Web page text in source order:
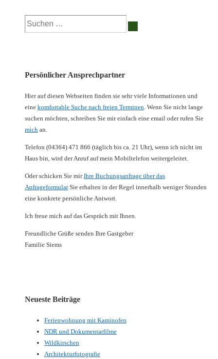
Suchen
nach:
Persönlicher Ansprechpartner
Hier auf diesen Webseiten finden sie sehr viele Informationen und
eine komfortable Suche nach freien Terminen. Wenn Sie nicht lange
suchen möchten, schreiben Sie mir einfach eine email oder rufen Sie
mich an.
Telefon (04364) 471 866 (täglich bis ca. 21 Uhr), wenn ich nicht im
Haus bin, wird der Anruf auf mein Mobiltelefon weitergeleitet.
Oder schicken Sie mirIhre Buchungsanfrage über das
AnfrageformularSie erhalten in der Regel innerhalb weniger Stunden
eine konkrete persönliche Antwort.
Ich freue mich auf das Gespräch mit Ihnen.
Freundliche Grüße senden Ihre Gastgeber
Familie Siems
Neueste Beiträge
Ferienwohnung mit Kaminofen
NDR und Dokumentarfilme
Wildkirschen
Architekturfotografie